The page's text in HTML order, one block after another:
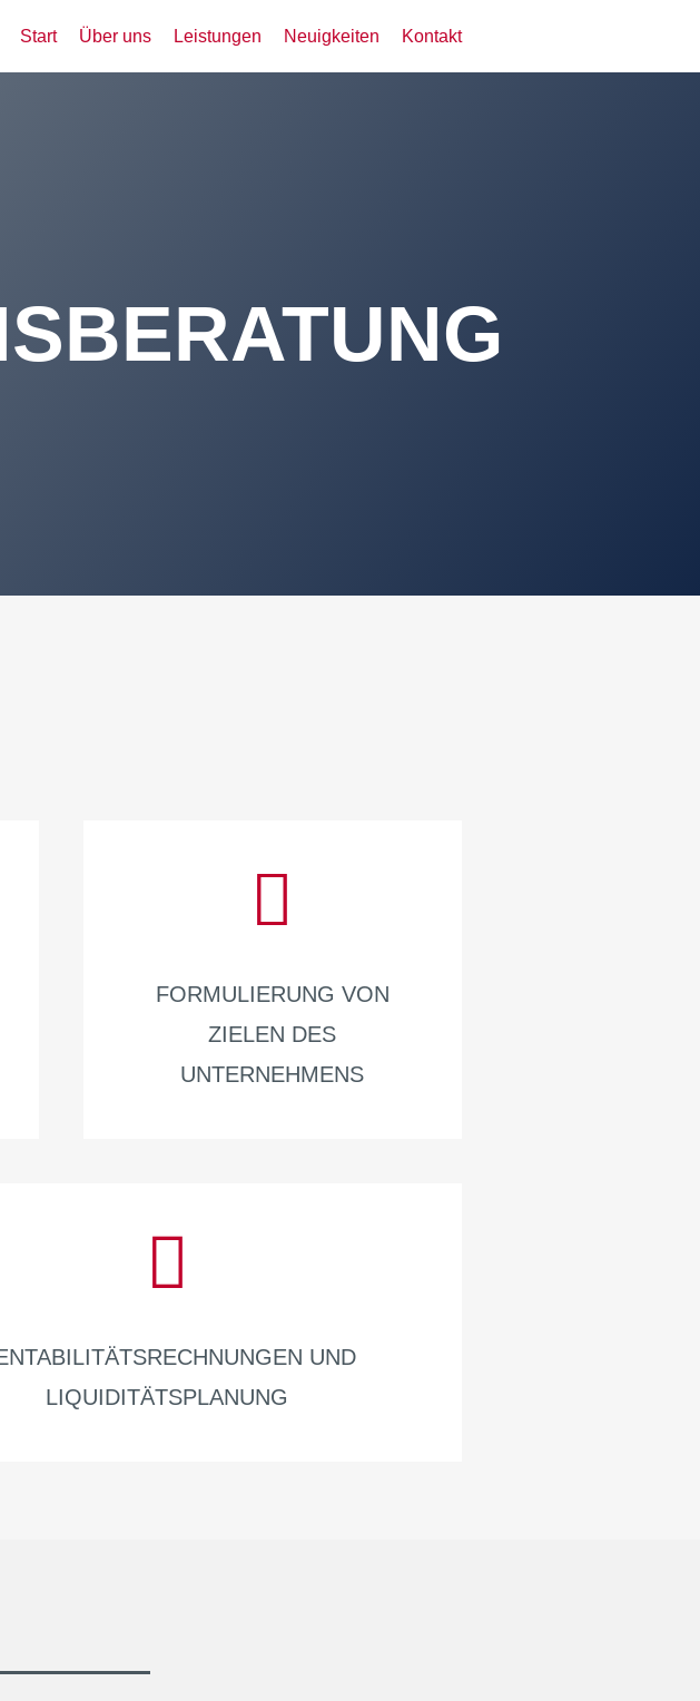
Start Über uns Leistungen Neuigkeiten Kontakt
FORMULIERUNG VON
ZIELEN DES
UNTERNEHMENS
UND
LIQUIDITÄTSPLANUNG